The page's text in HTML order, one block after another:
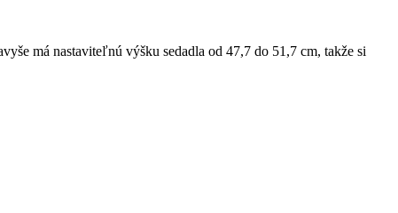
má nastaviteľnú výšku sedadla od 47,7 do 51,7 cm, takže si